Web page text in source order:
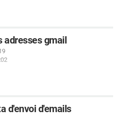
adresses gmail
d'envoi d'emails